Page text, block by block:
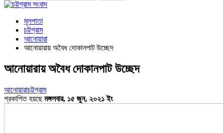
মূলপাতা
চট্টগ্রাম
আনোয়ারা
আনোয়ারায় অবৈধ দোকানপাট উচ্ছেদ
আনোয়ারায় অবৈধ দোকানপাট উচ্ছেদ
আনোয়ারাচট্টগ্রাম
প্রকাশিত হয়ছেমঙ্গলবার, ১৫ জুন, ২০২১ ইং